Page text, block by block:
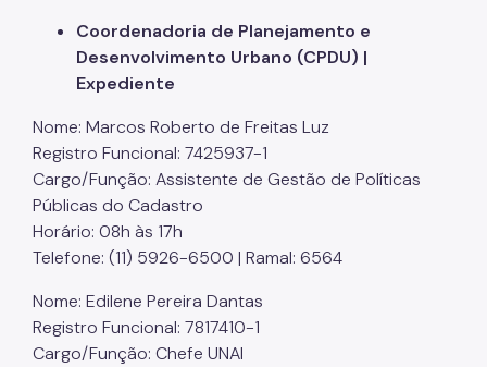
Coordenadoria de Planejamento e
Desenvolvimento Urbano (CPDU) |
Expediente
Nome: Marcos Roberto de Freitas Luz
Registro Funcional: 7425937-1
Cargo/Função: Assistente de Gestão de Políticas
Públicas do Cadastro
Horário: 08h às 17h
Telefone: (11) 5926-6500 | Ramal: 6564
Nome: Edilene Pereira Dantas
Registro Funcional: 7817410-1
Cargo/Função: Chefe UNAI